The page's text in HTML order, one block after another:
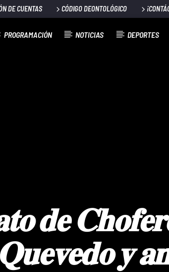
DE CUENTAS CÓDIGO DEONTOLÓGICO
PROGRAMACIÓN NOTICIAS DEPORTES
𝐝𝐞
𝐲